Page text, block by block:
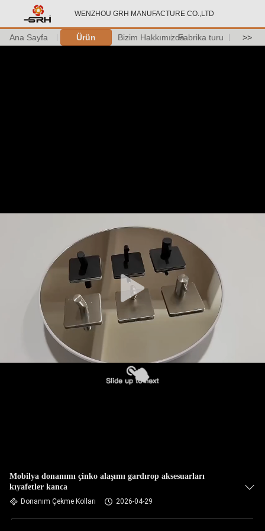
WENZHOU GRH MANUFACTURE CO.,LTD
Ana Sayfa Ürün Bizim HakkımızdaFabrika turu >>
Mobilya donanımı çinko alaşımı gardırop aksesuarları
kıyafetler kanca
Donanım Çekme Kolları 2026-04-29